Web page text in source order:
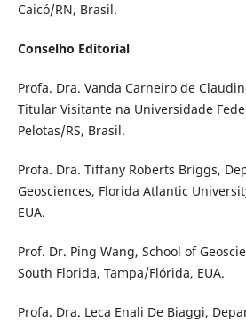
Caicó/RN, Brasil.
Conselho Editorial
Profa. Dra. Vanda Carneiro de
Titular Visitante na Universidade
Pelotas/RS, Brasil.
Profa. Dra. Tiffany Roberts Briggs,
Geosciences, Florida Atlantic
EUA.
Prof. Dr. Ping Wang, School of
South Florida, Tampa/Flórida, EUA.
Profa. Dra. Leca Enali De Biaggi,